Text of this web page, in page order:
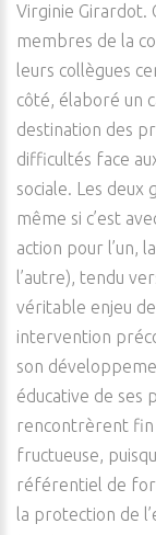
Virginie Girardot.
membres de la
leurs collègues
côté, élaboré un
destination des
difficultés face
sociale. Les
même si c’est
action pour l’un,
l’autre), tendu
véritable enjeu
intervention
son
éducative de ses
rencontrèrent fin
fructueuse,
référentiel de
la protection de